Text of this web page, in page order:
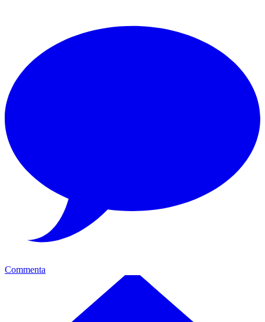
Commenta